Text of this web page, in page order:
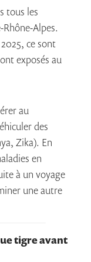
tous les
Alpes.
ce sont
exposés au
au
des
Zika). En
en
à un voyage
une autre
tigre avant